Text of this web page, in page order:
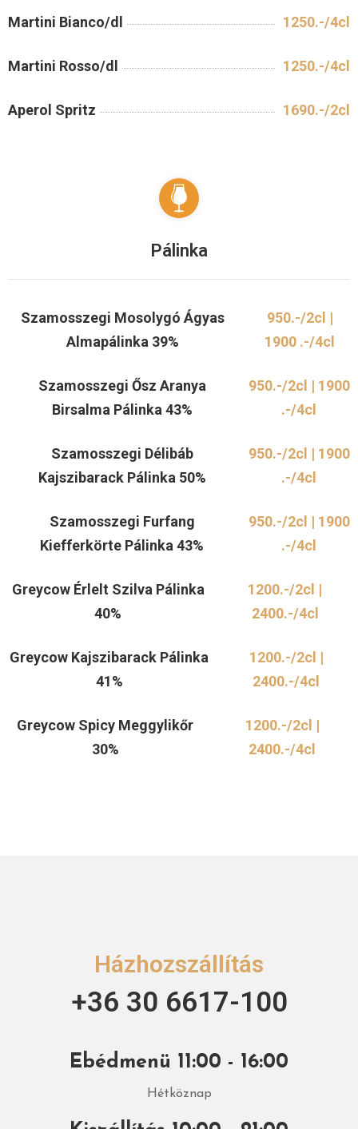
Martini Bianco/dl 1250.-/4cl
Martini Rosso/dl 1250.-/4cl
Aperol Spritz 1690.-/2cl
Pálinka
Szamosszegi Mosolygó Ágyas
Almapálinka 39%
950.-/2cl |
1900 .-/4cl
Szamosszegi Ősz Aranya
Birsalma Pálinka 43%
950.-/2cl | 1900
.-/4cl
Szamosszegi Délibáb
Kajszibarack Pálinka 50%
950.-/2cl | 1900
.-/4cl
Szamosszegi Furfang
Kiefferkörte Pálinka 43%
950.-/2cl | 1900
.-/4cl
Greycow Érlelt Szilva Pálinka
40%
1200.-/2cl |
2400.-/4cl
Greycow Kajszibarack Pálinka
41%
1200.-/2cl |
2400.-/4cl
Greycow Spicy Meggylikőr
30%
1200.-/2cl |
2400.-/4cl
Házhozszállítás
+36 30 6617-100
Ebédmenü 11:00 - 16:00
Hétköznap